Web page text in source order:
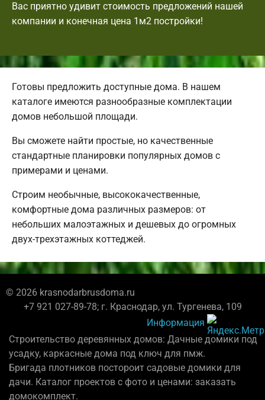
Вас приятно удивит стоимость предложений нашей
компании и конечная цена 1м2 постройки!
Готовы предложить доступные дома. В нашем
каталоге имеются разнообразные комплектации
домов небольшой площади.
Вы сможете найти простые, но качественные
стандартные планировки популярных домов с
примерами и ценами.
Строим необычные, высококачественные,
комфортные дома различных размеров: от
небольших малоэтажных и дешевых до огромных
двух-трехэтажных коттеджей.
© 2026 krasnodarbrusdoma.ru
+7 921 027-89-78; г. Краснодар, ул. Тургенева, 109
Информация
Строительство деревянных домов: Дачные домики под
усадку, каркасные дома под ключ для пмж.
Бригада плотников постороит садовые домики для
дачи. Каталог проектов с фото и ценами: заказать
домокомплект.